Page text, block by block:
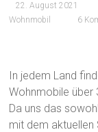
22. August 2021
Wohnmobil
6
In jedem Land
Wohnmobile über
Da uns das
mit dem aktuellen